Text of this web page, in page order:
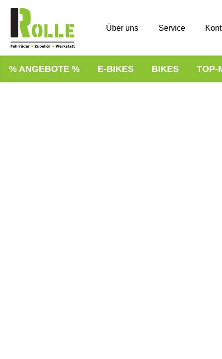
Über uns Service
% ANGEBOTE % E-BIKES BIKES TOP-